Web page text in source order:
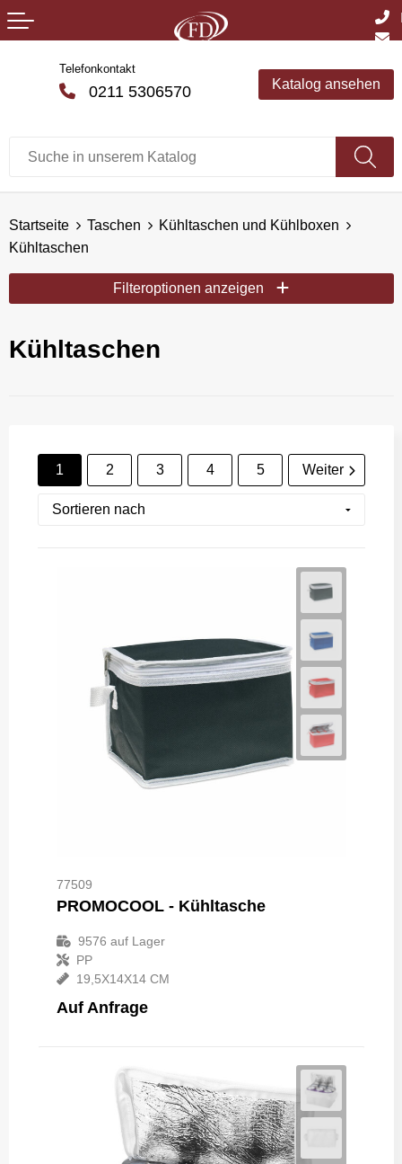
Telefonkontakt
0211 5306570 Katalog ansehen
Startseite Taschen
Kühltaschen und Kühlboxen
Kühltaschen
Filteroptionen anzeigen
Kühltaschen
1 2 3 4 5 Weiter
77509
PROMOCOOL - Kühltasche
9576 auf Lager
PP
19,5X14X14 CM
Auf Anfrage